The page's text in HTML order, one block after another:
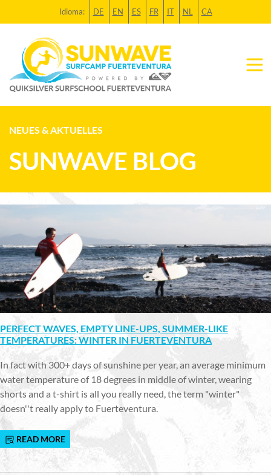
Idioma: DE EN ES FR IT NL CA
NEUES & AKTUELLES
SUNWAVE BLOG
PERFECT WAVES, EMPTY LINE-UPS, SUMMER-LIKE
TEMPERATURES: WINTER IN FUERTEVENTURA
In fact with 300+ days of sunshine per year, an average minimum
water temperature of 18 degrees in middle of winter, wearing
shorts and a t-shirt is all you really need, the term "winter"
doesn''t really apply to Fuerteventura.
READ MORE